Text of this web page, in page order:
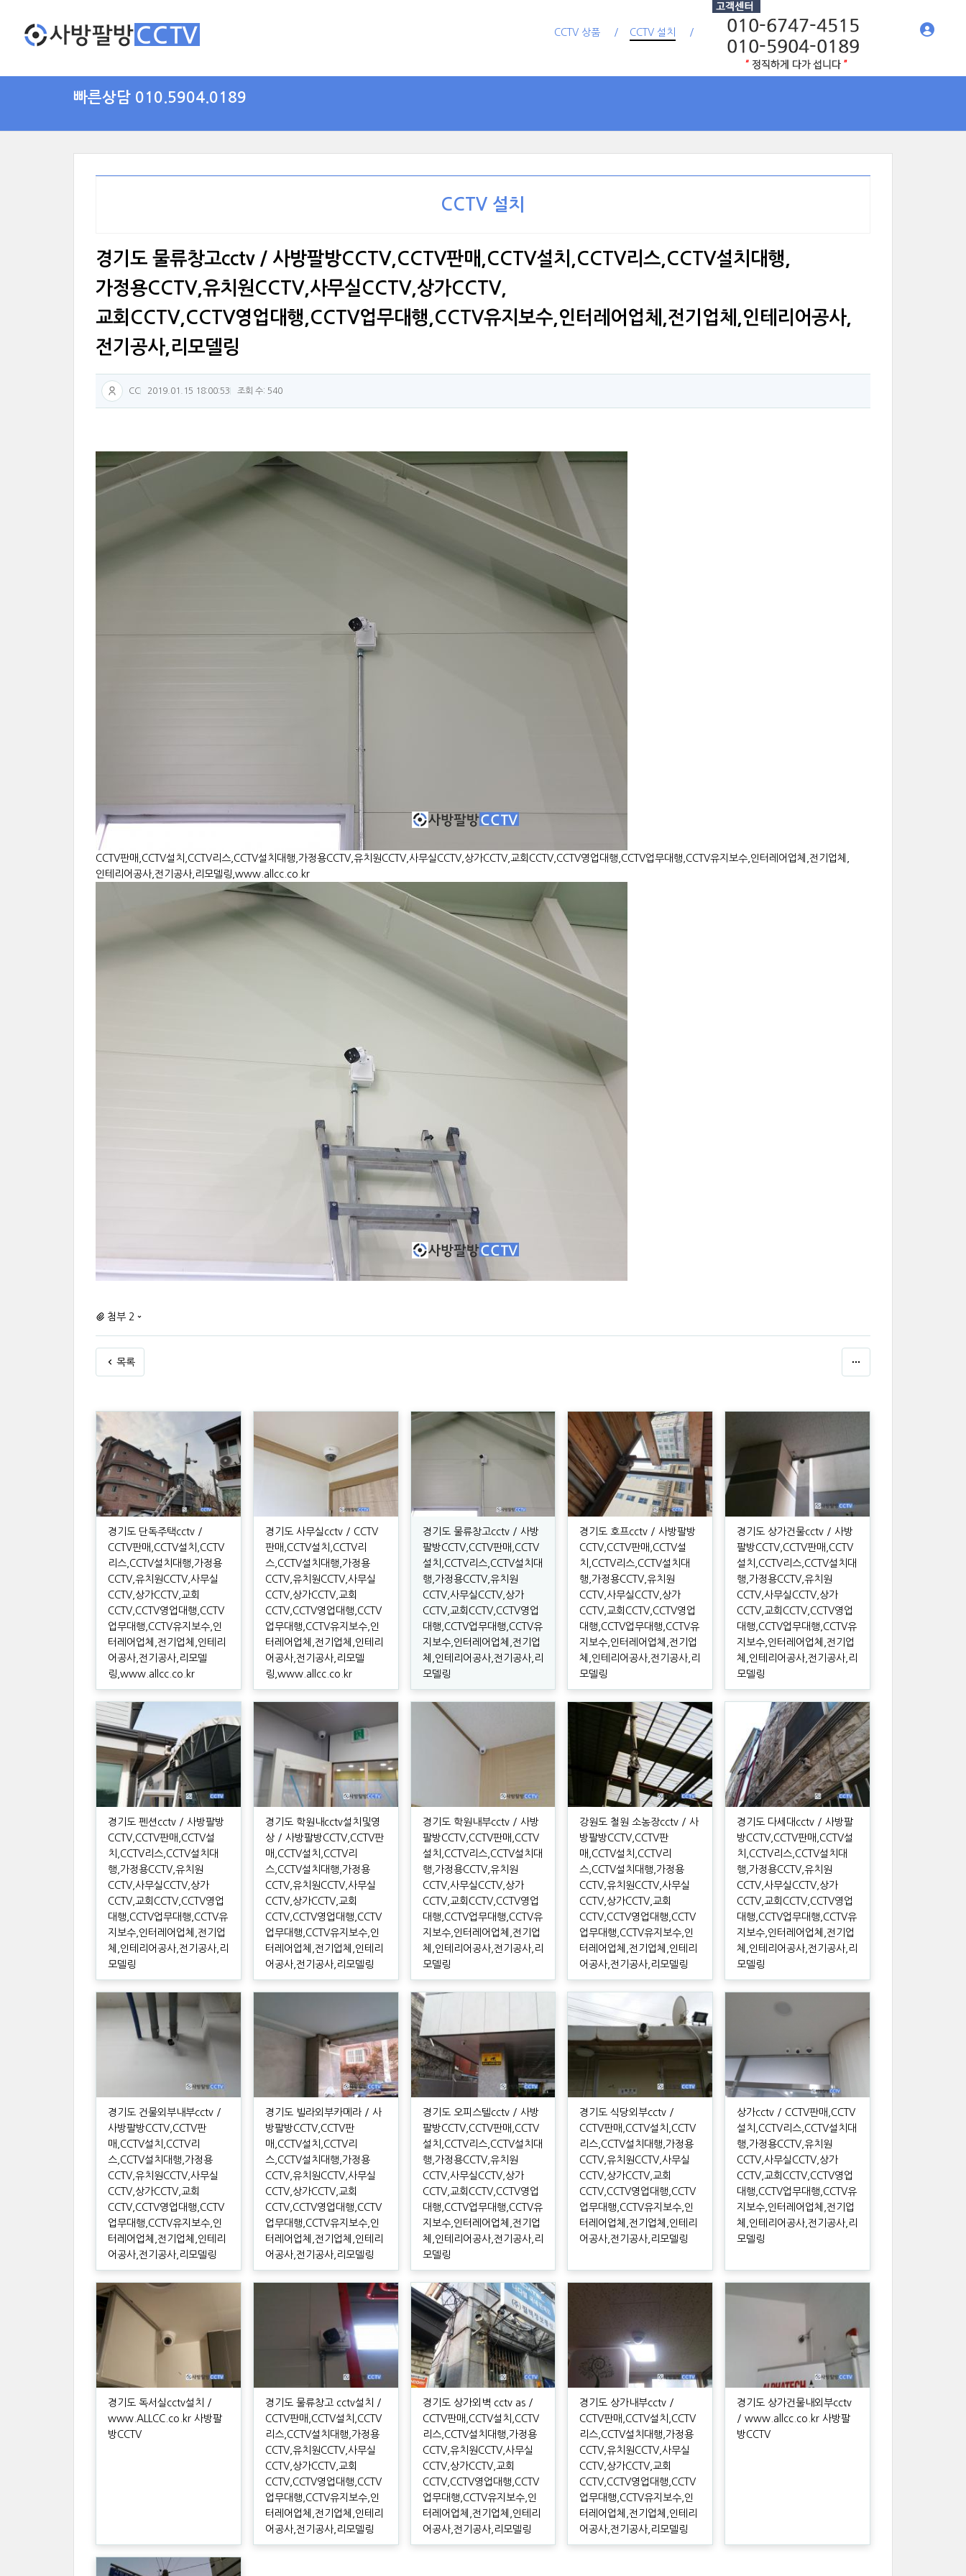
CCTV 상품 CCTV 설치
빠른상담 010.5904.0189
CCTV 설치
경기도 물류창고cctv / 사방팔방CCTV,CCTV판매,CCTV설치,CCTV리스,CCTV설치대행,
가정용CCTV,유치원CCTV,사무실CCTV,상가CCTV,
교회CCTV,CCTV영업대행,CCTV업무대행,CCTV유지보수,인터레어업체,전기업체,인테리어공사,
전기공사,리모델링
CC 2019.01.15 18:00:53 조회 수: 540
CCTV판매,CCTV설치,CCTV리스,CCTV설치대행,가정용CCTV,유치원CCTV,사무실CCTV,상가CCTV,교회CCTV,CCTV영업대행,CCTV업무대행,CCTV유지보수,인터레어업체,전기업체,
인테리어공사,전기공사,리모델링,www.allcc.co.kr
첨부 2
목록
경기도 단독주택cctv /
CCTV판매,CCTV설치,CCTV
리스,CCTV설치대행,가정용
CCTV,유치원CCTV,사무실
CCTV,상가CCTV,교회
CCTV,CCTV영업대행,CCTV
업무대행,CCTV유지보수,인
터레어업체,전기업체,인테리
어공사,전기공사,리모델
링,www.allcc.co.kr
경기도 사무실cctv / CCTV
판매,CCTV설치,CCTV리
스,CCTV설치대행,가정용
CCTV,유치원CCTV,사무실
CCTV,상가CCTV,교회
CCTV,CCTV영업대행,CCTV
업무대행,CCTV유지보수,인
터레어업체,전기업체,인테리
어공사,전기공사,리모델
링,www.allcc.co.kr
경기도 물류창고cctv / 사방
팔방CCTV,CCTV판매,CCTV
설치,CCTV리스,CCTV설치대
행,가정용CCTV,유치원
CCTV,사무실CCTV,상가
CCTV,교회CCTV,CCTV영업
대행,CCTV업무대행,CCTV유
지보수,인터레어업체,전기업
체,인테리어공사,전기공사,리
모델링
경기도 호프cctv / 사방팔방
CCTV,CCTV판매,CCTV설
치,CCTV리스,CCTV설치대
행,가정용CCTV,유치원
CCTV,사무실CCTV,상가
CCTV,교회CCTV,CCTV영업
대행,CCTV업무대행,CCTV유
지보수,인터레어업체,전기업
체,인테리어공사,전기공사,리
모델링
경기도 상가건물cctv / 사방
팔방CCTV,CCTV판매,CCTV
설치,CCTV리스,CCTV설치대
행,가정용CCTV,유치원
CCTV,사무실CCTV,상가
CCTV,교회CCTV,CCTV영업
대행,CCTV업무대행,CCTV유
지보수,인터레어업체,전기업
체,인테리어공사,전기공사,리
모델링
경기도 펜션cctv / 사방팔방
CCTV,CCTV판매,CCTV설
치,CCTV리스,CCTV설치대
행,가정용CCTV,유치원
CCTV,사무실CCTV,상가
CCTV,교회CCTV,CCTV영업
대행,CCTV업무대행,CCTV유
지보수,인터레어업체,전기업
체,인테리어공사,전기공사,리
모델링
경기도 학원내cctv설치및영
상 / 사방팔방CCTV,CCTV판
매,CCTV설치,CCTV리
스,CCTV설치대행,가정용
CCTV,유치원CCTV,사무실
CCTV,상가CCTV,교회
CCTV,CCTV영업대행,CCTV
업무대행,CCTV유지보수,인
터레어업체,전기업체,인테리
어공사,전기공사,리모델링
경기도 학원내부cctv / 사방
팔방CCTV,CCTV판매,CCTV
설치,CCTV리스,CCTV설치대
행,가정용CCTV,유치원
CCTV,사무실CCTV,상가
CCTV,교회CCTV,CCTV영업
대행,CCTV업무대행,CCTV유
지보수,인터레어업체,전기업
체,인테리어공사,전기공사,리
모델링
강원도 철원 소농장cctv / 사
방팔방CCTV,CCTV판
매,CCTV설치,CCTV리
스,CCTV설치대행,가정용
CCTV,유치원CCTV,사무실
CCTV,상가CCTV,교회
CCTV,CCTV영업대행,CCTV
업무대행,CCTV유지보수,인
터레어업체,전기업체,인테리
어공사,전기공사,리모델링
경기도 다세대cctv / 사방팔
방CCTV,CCTV판매,CCTV설
치,CCTV리스,CCTV설치대
행,가정용CCTV,유치원
CCTV,사무실CCTV,상가
CCTV,교회CCTV,CCTV영업
대행,CCTV업무대행,CCTV유
지보수,인터레어업체,전기업
체,인테리어공사,전기공사,리
모델링
경기도 건물외부내부cctv /
사방팔방CCTV,CCTV판
매,CCTV설치,CCTV리
스,CCTV설치대행,가정용
CCTV,유치원CCTV,사무실
CCTV,상가CCTV,교회
CCTV,CCTV영업대행,CCTV
업무대행,CCTV유지보수,인
터레어업체,전기업체,인테리
어공사,전기공사,리모델링
경기도 빌라외부카메라 / 사
방팔방CCTV,CCTV판
매,CCTV설치,CCTV리
스,CCTV설치대행,가정용
CCTV,유치원CCTV,사무실
CCTV,상가CCTV,교회
CCTV,CCTV영업대행,CCTV
업무대행,CCTV유지보수,인
터레어업체,전기업체,인테리
어공사,전기공사,리모델링
경기도 오피스텔cctv / 사방
팔방CCTV,CCTV판매,CCTV
설치,CCTV리스,CCTV설치대
행,가정용CCTV,유치원
CCTV,사무실CCTV,상가
CCTV,교회CCTV,CCTV영업
대행,CCTV업무대행,CCTV유
지보수,인터레어업체,전기업
체,인테리어공사,전기공사,리
모델링
경기도 식당외부cctv /
CCTV판매,CCTV설치,CCTV
리스,CCTV설치대행,가정용
CCTV,유치원CCTV,사무실
CCTV,상가CCTV,교회
CCTV,CCTV영업대행,CCTV
업무대행,CCTV유지보수,인
터레어업체,전기업체,인테리
어공사,전기공사,리모델링
상가cctv / CCTV판매,CCTV
설치,CCTV리스,CCTV설치대
행,가정용CCTV,유치원
CCTV,사무실CCTV,상가
CCTV,교회CCTV,CCTV영업
대행,CCTV업무대행,CCTV유
지보수,인터레어업체,전기업
체,인테리어공사,전기공사,리
모델링
경기도 독서실cctv설치 /
www.ALLCC.co.kr 사방팔
방CCTV
경기도 물류창고 cctv설치 /
CCTV판매,CCTV설치,CCTV
리스,CCTV설치대행,가정용
CCTV,유치원CCTV,사무실
CCTV,상가CCTV,교회
CCTV,CCTV영업대행,CCTV
업무대행,CCTV유지보수,인
터레어업체,전기업체,인테리
어공사,전기공사,리모델링
경기도 상가외벽 cctv as /
CCTV판매,CCTV설치,CCTV
리스,CCTV설치대행,가정용
CCTV,유치원CCTV,사무실
CCTV,상가CCTV,교회
CCTV,CCTV영업대행,CCTV
업무대행,CCTV유지보수,인
터레어업체,전기업체,인테리
어공사,전기공사,리모델링
경기도 상가내부cctv /
CCTV판매,CCTV설치,CCTV
리스,CCTV설치대행,가정용
CCTV,유치원CCTV,사무실
CCTV,상가CCTV,교회
CCTV,CCTV영업대행,CCTV
업무대행,CCTV유지보수,인
터레어업체,전기업체,인테리
어공사,전기공사,리모델링
경기도 상가건물내외부cctv
/ www.allcc.co.kr 사방팔
방CCTV